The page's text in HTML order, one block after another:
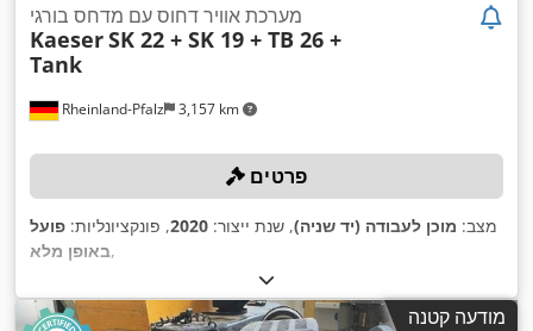
Rheinland-Pfalz 3,157 km
מערכת אוויר דחוס עם מדחס בורגי
KaeserSK 22 + SK 19 + TB 26 +
Tank
פרטים
מצב: מוכן לעבודה (יד שניה), שנת ייצור: 2020, פונקציונליות: פועל
באופן מלא,
מודעה קטנה